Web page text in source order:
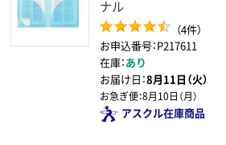
ナル
（4件）
お申込番号：P217611
在庫：あり
お届け日：8月11日（火）
お急ぎ便：8月10日（月）
アスクル在庫商品